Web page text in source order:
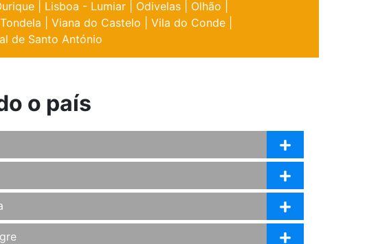
Lisboa - Lumiar Odivelas Olhão
Tondela Viana do Castelo Vila do Conde
de Santo António
o país